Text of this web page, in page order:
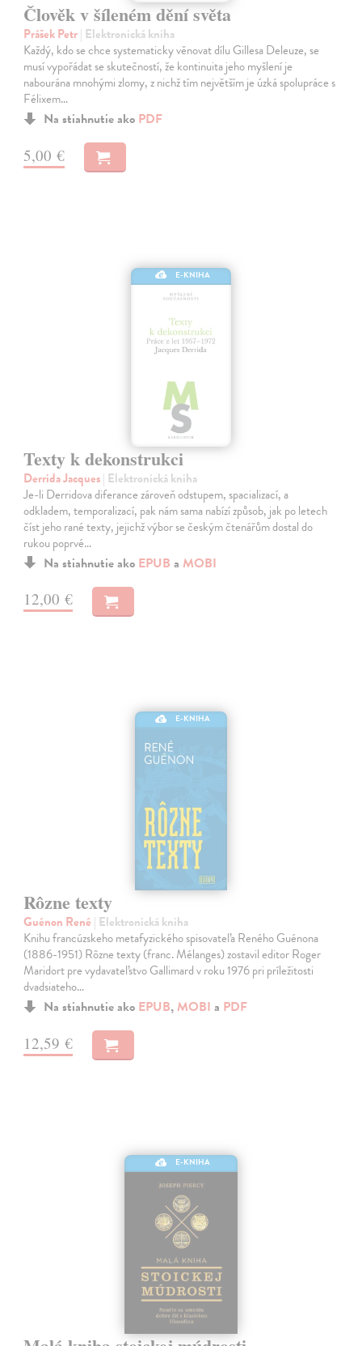
Člověk v šíleném dění světa
Prášek Petr| Elektronická kniha
Každý, kdo se chce systematicky věnovat dílu Gillesa Deleuze, se
musí vypořádat se skutečností, že kontinuita jeho myšlení je
nabourána mnohými zlomy, z nichž tím největším je úzká spolupráce s
Félixem…
Na stiahnutie ako PDF
5,00 €
E-KNIHA
Texty k dekonstrukci
Derrida Jacques| Elektronická kniha
Je-li Derridova diferance zároveň odstupem, spacializací, a
odkladem, temporalizací, pak nám sama nabízí způsob, jak po letech
číst jeho rané texty, jejichž výbor se českým čtenářům dostal do
rukou poprvé…
Na stiahnutie ako EPUB a MOBI
12,00 €
E-KNIHA
Rôzne texty
Guénon René | Elektronická kniha
Knihu francúzskeho metafyzického spisovateľa Reného Guénona
(1886-1951) Rôzne texty (franc. Mélanges) zostavil editor Roger
Maridort pre vydavateľstvo Gallimard v roku 1976 pri príležitosti
dvadsiateho…
Na stiahnutie ako EPUB, MOBI a PDF
12,59 €
E-KNIHA